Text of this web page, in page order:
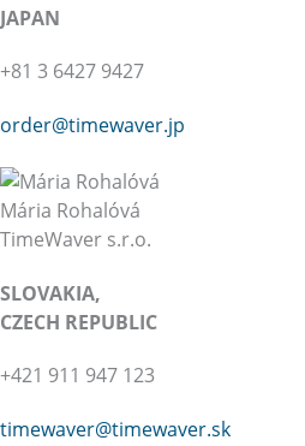
JAPAN
+81 3 6427 9427
order@timewaver.jp
Mária Rohalóvá
TimeWaver s.r.o.
SLOVAKIA,
CZECH REPUBLIC
+421 911 947 123
timewaver@timewaver.sk